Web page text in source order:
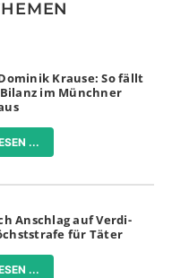
Krause: So fällt
im Münchner
...
Anschlag auf Verdi-
für Täter
...